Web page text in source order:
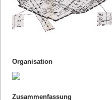
Organisation
Zusammenfassung